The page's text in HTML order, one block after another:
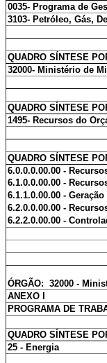
0035- Programa de
3103- Petróleo, Gás,
QUADRO SÍNTESE
32000- Ministério de
QUADRO SÍNTESE
1495- Recursos do
QUADRO SÍNTESE
6.0.0.0.00.00 -
6.1.0.0.00.00 -
6.1.1.0.00.00 -
6.2.0.0.00.00 -
6.2.2.0.00.00 -
ÓRGÃO: 32000 -
ANEXO I
PROGRAMA DE
QUADRO SÍNTESE
25 - Energia